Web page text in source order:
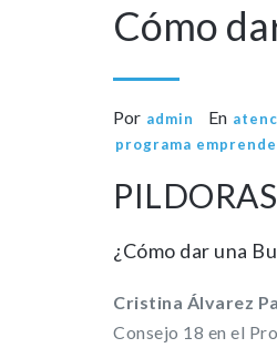
Cómo
Por admin En
programa emprende
¿Cómo dar una
Cristina Álvarez
Consejo 18 en el